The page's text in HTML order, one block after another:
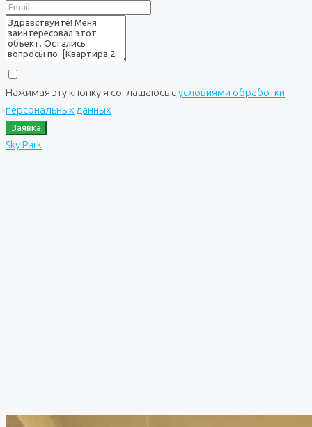
Нажимая эту кнопку я соглашаюсь сусловиями обработки
персональных данных
Заявка
Sky Park